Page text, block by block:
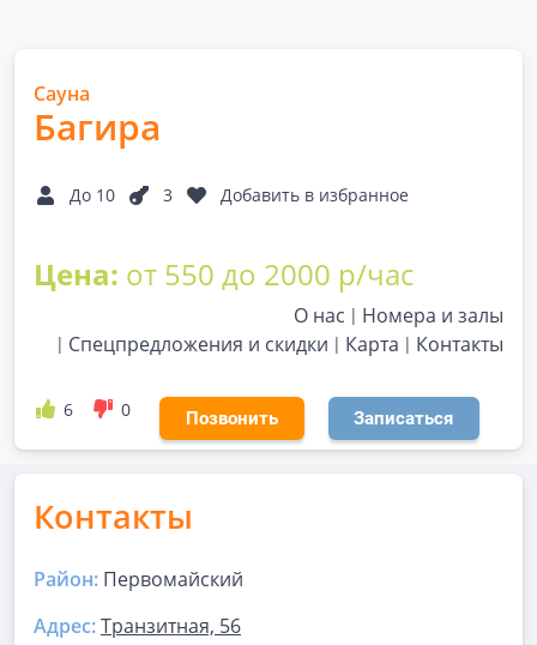
Сауна
Багира
До 10 3 Добавить в избранное
Цена: от 550 до 2000 р/час
О нас
Номера и залы
Спецпредложения и скидки
Карта Контакты
6 0 Позвонить Записаться
Контакты
Район: Первомайский
Адрес:Транзитная, 56